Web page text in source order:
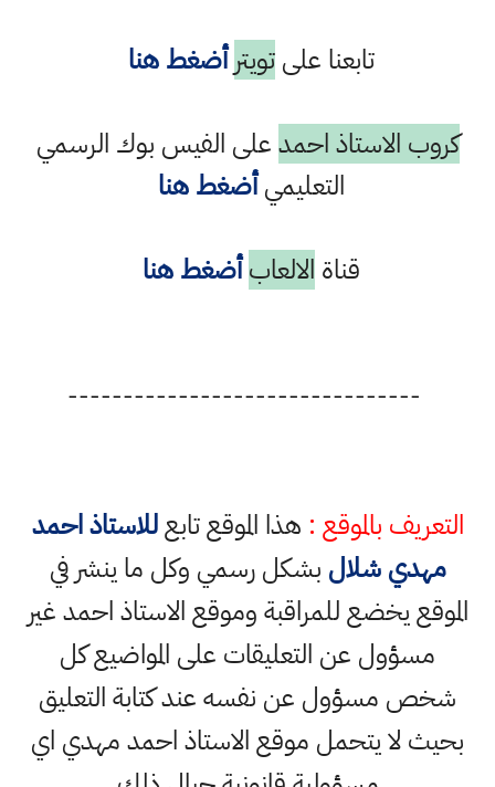
تابعنا علىتويتر أضغط هنا
كروب الاستاذ احمدعلى الفيس بوك الرسمي
التعليميأضغط هنا
قناة الالعاب أضغط هنا
--------------------------------
التعريف بالموقع : هذا الموقع تابعللاستاذ احمد
مهدي شلال بشكل رسمي وكل ما ينشر في
الموقع يخضع للمراقبة وموقع الاستاذ احمد غير
مسؤول عن التعليقات على المواضيع كل
شخص مسؤول عن نفسه عند كتابة التعليق
بحيث لا يتحمل موقع الاستاذ احمد مهدي اي